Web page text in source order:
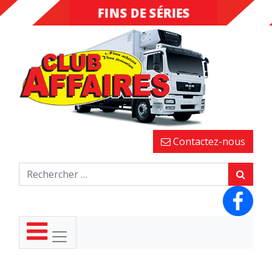
DESTOCKAGE
FINS DE SÉRIES
Contactez-nous